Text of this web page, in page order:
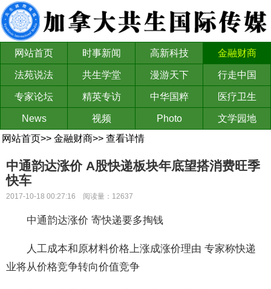
网站首页 时事新闻 高新科技 金融财商
法苑说法 共生学堂 漫游天下 行走中国
专家论坛 精英专访 中华国粹 医疗卫生
News 视频 Photo
文学园地
网站首页>> 金融财商>> 查看详情
中通韵达涨价 A股快递板块年底望搭消费旺季
快车
2017-10-18 00:27:16 阅读量：12637
中通韵达涨价 寄快递要多掏钱
人工成本和原材料价格上涨成涨价理由 专家称快递
业将从价格竞争转向价值竞争